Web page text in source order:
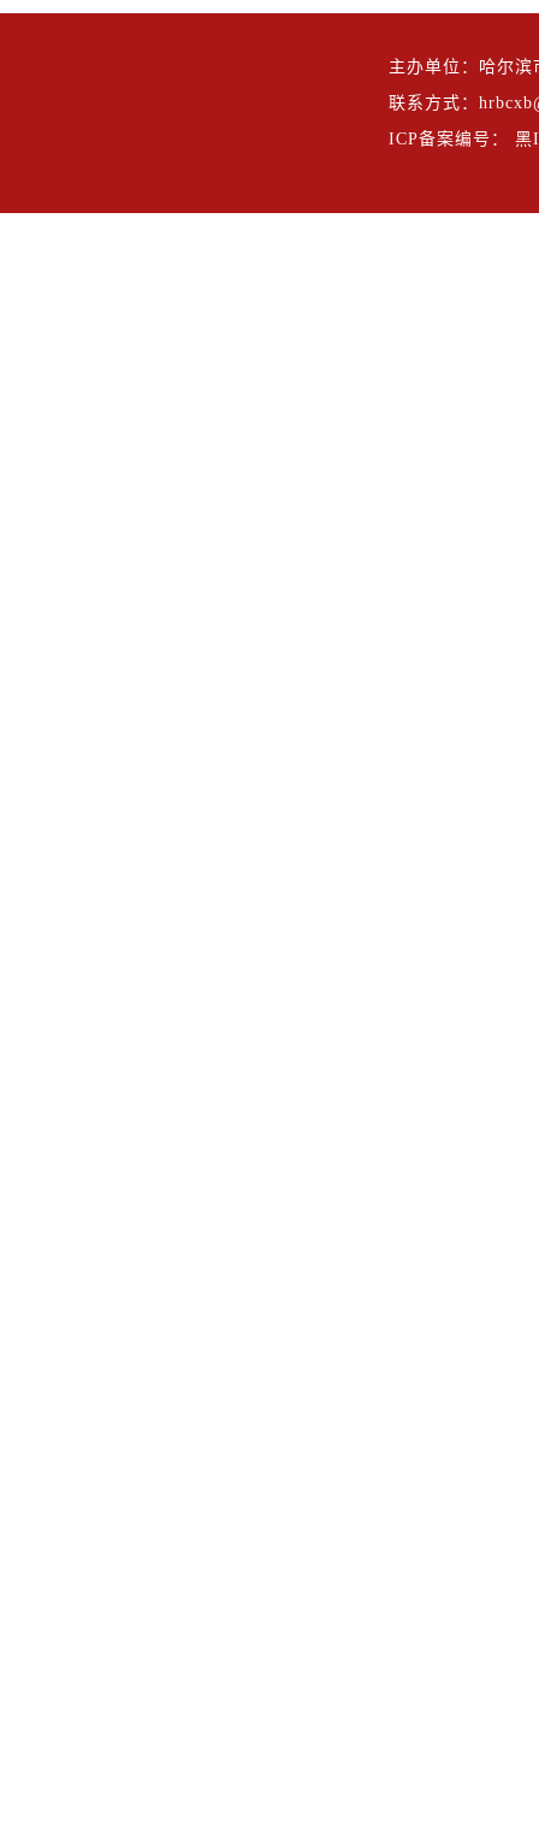
主办单位：哈尔
联系方式：
ICP备案编号： 黑